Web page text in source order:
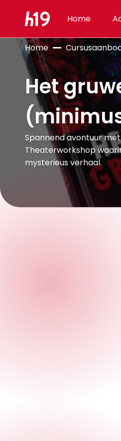
Home
Home
Het
Spannend avontuur
Theaterworkshop
mysterieus verhaal.